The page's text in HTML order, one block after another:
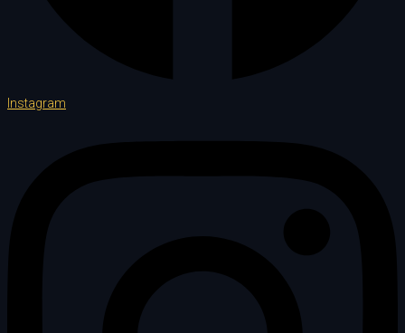
Instagram